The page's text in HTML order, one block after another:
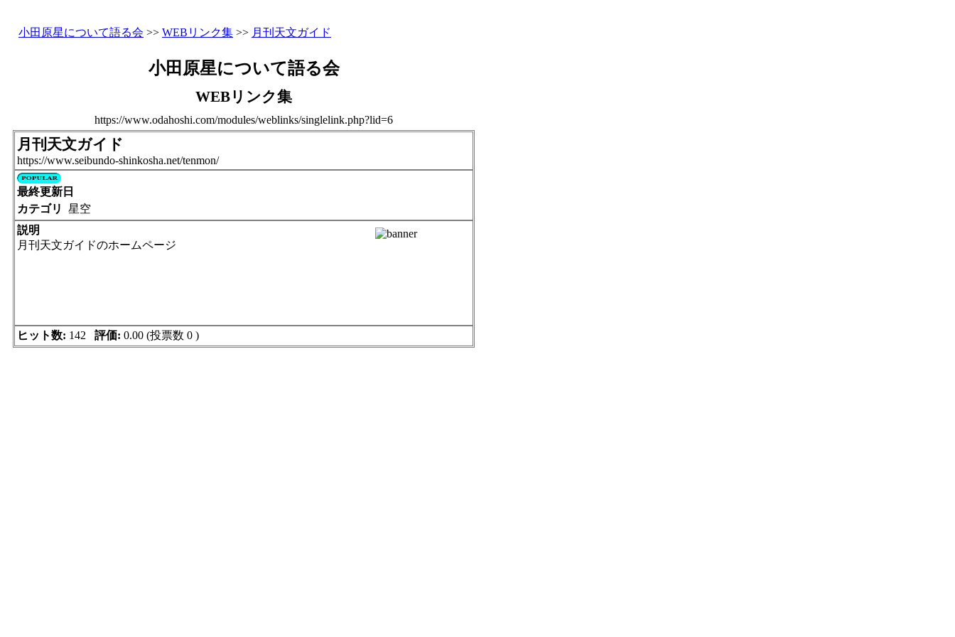
小田原星について語る会 >> WEBリンク集 >> 月刊天文ガイド
小田原星について語る会
WEBリンク集
https://www.odahoshi.com/modules/weblinks/singlelink.php?lid=6
月刊天文ガイド
https://www.seibundo-shinkosha.net/tenmon/
最終更新日
カテゴリ
星空
説明
月刊天文ガイドのホームページ
ヒット数: 142 評価: 0.00 (投票数 0 )